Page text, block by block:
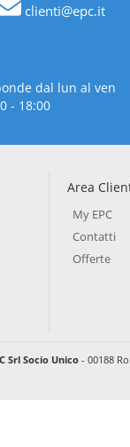
clienti@epc.it
dal lun al ven
- 18:00
Area
My EPC
Contatti
Offerte
Srl Socio Unico- 00188